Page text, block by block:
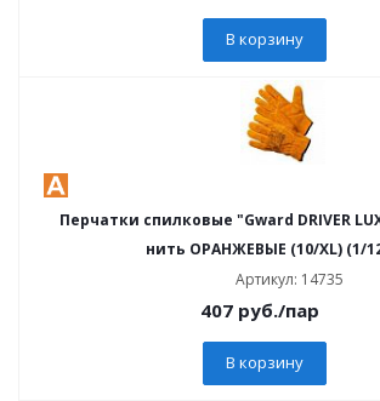
В корзину
Перчатки спилковые "Gward DRIVER
нить ОРАНЖЕВЫЕ (10/XL) (1/
Артикул: 14735
407 руб./пар
В корзину